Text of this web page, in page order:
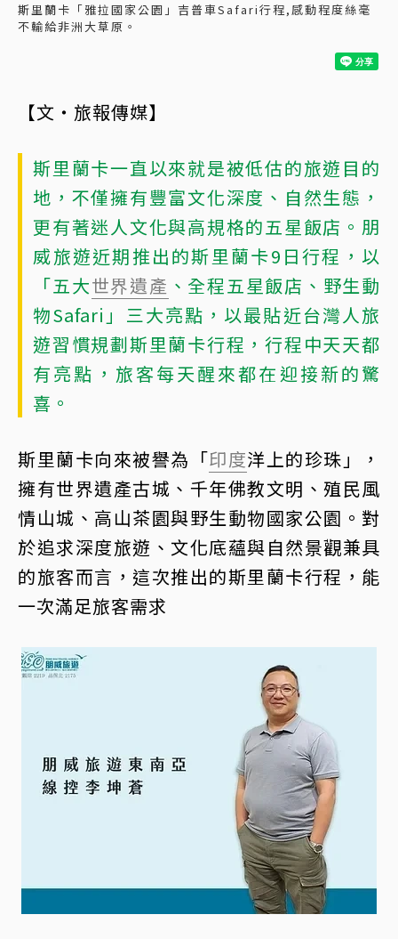
斯里蘭卡「雅拉國家公園」吉普車Safari行程,感動程度絲毫
不輸給非洲大草原。
【文・旅報傳媒】
斯里蘭卡一直以來就是被低估的旅遊目的
地，不僅擁有豐富文化深度、自然生態，
更有著迷人文化與高規格的五星飯店。朋
威旅遊近期推出的斯里蘭卡9日行程，以
「五大世界遺產 、全程五星飯店、野生動
物Safari」三大亮點，以最貼近台灣人旅
遊習慣規劃斯里蘭卡行程，行程中天天都
有亮點，旅客每天醒來都在迎接新的驚
喜。
斯里蘭卡向來被譽為「印度洋上的珍珠」，
擁有世界遺產古城、千年佛教文明、殖民風
情山城、高山茶園與野生動物國家公園。對
於追求深度旅遊、文化底蘊與自然景觀兼具
的旅客而言，這次推出的斯里蘭卡行程，能
一次滿足旅客需求